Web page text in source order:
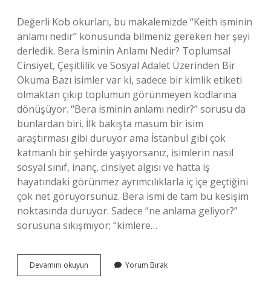
Değerli Kob okurları, bu makalemizde “Keith isminin
anlamı nedir” konusunda bilmeniz gereken her şeyi
derledik. Bera İsminin Anlamı Nedir? Toplumsal
Cinsiyet, Çeşitlilik ve Sosyal Adalet Üzerinden Bir
Okuma Bazı isimler var ki, sadece bir kimlik etiketi
olmaktan çıkıp toplumun görünmeyen kodlarına
dönüşüyor. “Bera isminin anlamı nedir?” sorusu da
bunlardan biri. İlk bakışta masum bir isim
araştırması gibi duruyor ama İstanbul gibi çok
katmanlı bir şehirde yaşıyorsanız, isimlerin nasıl
sosyal sınıf, inanç, cinsiyet algısı ve hatta iş
hayatındaki görünmez ayrımcılıklarla iç içe geçtiğini
çok net görüyorsunuz. Bera ismi de tam bu kesişim
noktasında duruyor. Sadece “ne anlama geliyor?”
sorusuna sıkışmıyor; “kimlere…
Devamını okuyun
isminin
Yorum Bırak